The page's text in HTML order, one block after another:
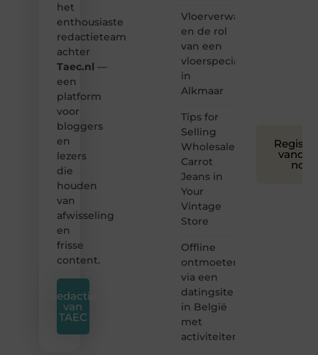
het
enthousiaste
redactieteam
achter
Taec.nl —
een
platform
voor
bloggers
en
lezers
die
houden
van
afwisseling
en
frisse
content.
Redactie
van
TAEC
Vloerverwarming
en de rol
van een
vloerspecialist
in
Alkmaar
Tips for
Selling
Wholesale
Carrot
Jeans in
Your
Vintage
Store
Offline
ontmoeten
via een
datingsite
in België
met
activiteiten
nog